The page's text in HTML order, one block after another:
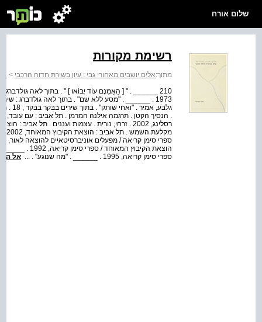
שלום אורח
רשימת מקורות
מתוך:אלים יושבים מאחורי גבי : עיון בשירת חדוה הרכבי >
ספרי סימן קריאה, 1995 . ______ . "מה שנוגע" . ... אל